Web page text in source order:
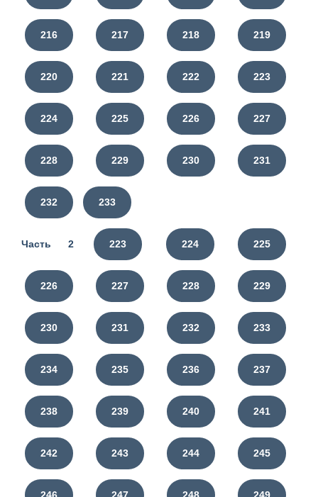
216 217 218 219
220 221 222 223
224 225 226 227
228 229 230 231
232 233
Часть 2 223 224 225
226 227 228 229
230 231 232 233
234 235 236 237
238 239 240 241
242 243 244 245